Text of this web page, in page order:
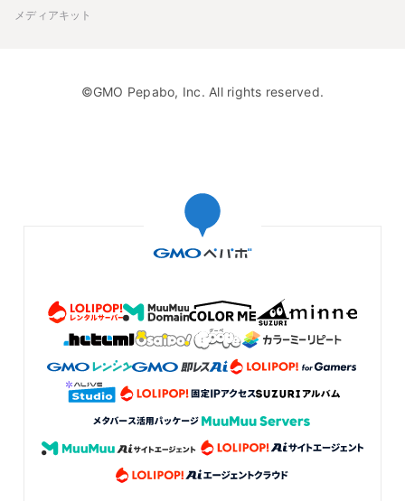
メディアキット
©GMO Pepabo, Inc. All rights reserved.